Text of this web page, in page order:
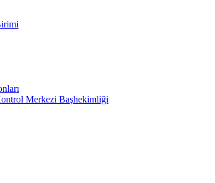
Merkezi Başhekimliği